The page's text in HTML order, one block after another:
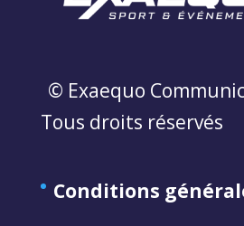
© Exaequo
Tous droits réservés
Conditions